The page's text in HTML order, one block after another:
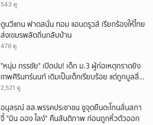
543 ดู
ตูนวีแกน ฟาดสนั่น ทอม แอนดรูวส์ เรียกร้องให้ไทย
ส่งเขมรพลัดถิ่นกลับบ้าน
476 ดู
"หนุ่ม กรรชัย" เปิดปม! เด็ก ม.3 ผู้ก่อเหตุกราดยิง
เทพศิรินทร์นนท์ เดิมเป็นเด็กเรียบร้อย แต่ถูกบูลลี่
หนัก คาดแรงกดดันสะสมกลายเป็นแรงแค้น จนก่อ
2,521 ดู
อนุสรณ์ สส.พรรคประชาชน ชูจุดยืนตะโกนลั่นสภา
จี้ "มิน ออง ไลง์" คืนสันติภาพ ก่อนถูกหิ้วตัวออก